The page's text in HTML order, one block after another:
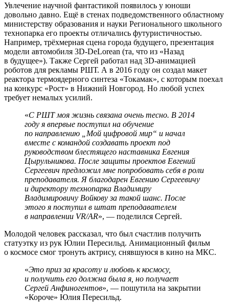
Увлечение научной фантастикой появилось у юноши
довольно давно. Ещё в стенах подведомственного областному
министерству образования и науки Регионального школьного
технопарка его проекты отличались футуристичностью.
Например, трёхмерная сцена города будущего, презентация
модели автомобиля 3D-DeLorean (та, что из «Назад
в будущее»). Также Сергей работал над 3D-анимацией
роботов для рекламы РШТ. А в 2016 году он создал макет
реактора термоядерного синтеза «Токамак», с которым поехал
на конкурс «Рост» в Нижний Новгород. Но любой успех
требует немалых усилий.
«С РШТ моя жизнь связана очень тесно. В 2014
году я впервые поступил на обучение
по направлению „Мой цифровой мир“ и начал
вместе с командой создавать проект под
руководством блестящего наставника Евгения
Цырульникова. После защиты проектов Евгений
Сергеевич предложил мне попробовать себя в роли
преподавателя. Я благодарен Евгению Сергеевичу
и директору технопарка Владимиру
Владимировичу Войкову за такой шанс. После
этого я поступил в штат преподавателем
в направлении VR/AR», — поделился Сергей.
Молодой человек рассказал, что был счастлив получить
статуэтку из рук Юлии Пересильд. Анимационный фильм
о космосе смог тронуть актрису, снявшуюся в кино на МКС.
«Это приз за красоту и любовь к космосу,
и получить его должна была я, но получает
Сергей Анфиногентов», — пошутила на закрытии
«Короче» Юлия Пересильд.